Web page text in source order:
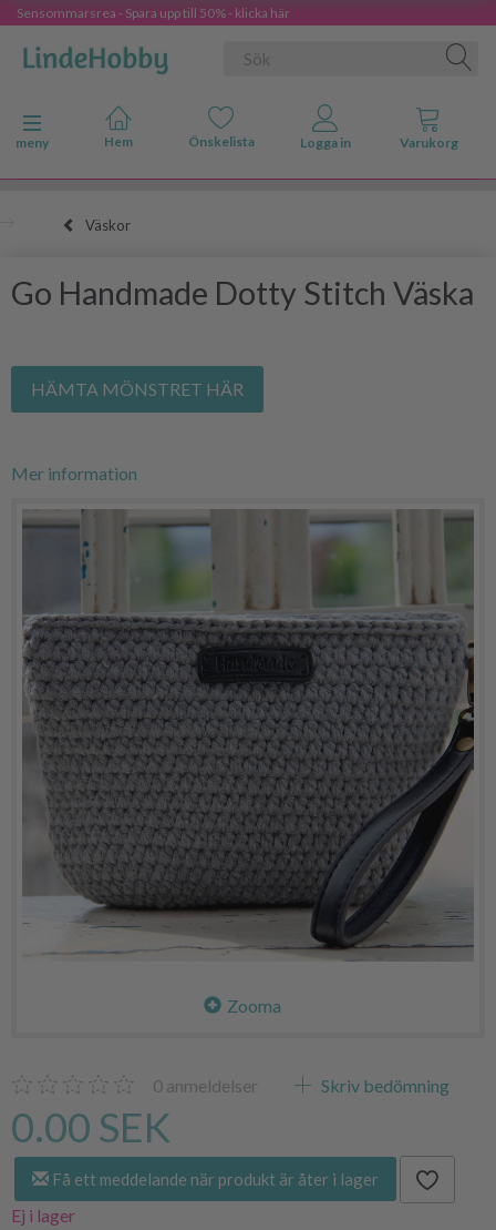
Sensommarsrea - Spara upp till 50% - klicka här
Ändra navigering
meny
Väskor
Go Handmade Dotty Stitch Väska
HÄMTA MÖNSTRET HÄR
Mer information
Zooma
0 anmeldelser Skriv bedömning
0.00 SEK
Få ett meddelande när produkt är åter i lager
Ej i lager